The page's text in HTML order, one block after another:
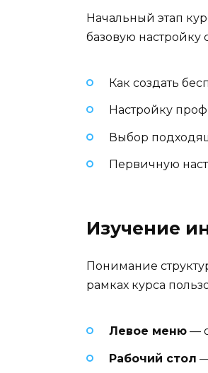
Начальный этап
базовую настройку
Как создать
Настройку
Выбор
Первичную
Изучение
Понимание
рамках курса
Левое меню —
Рабочий стол